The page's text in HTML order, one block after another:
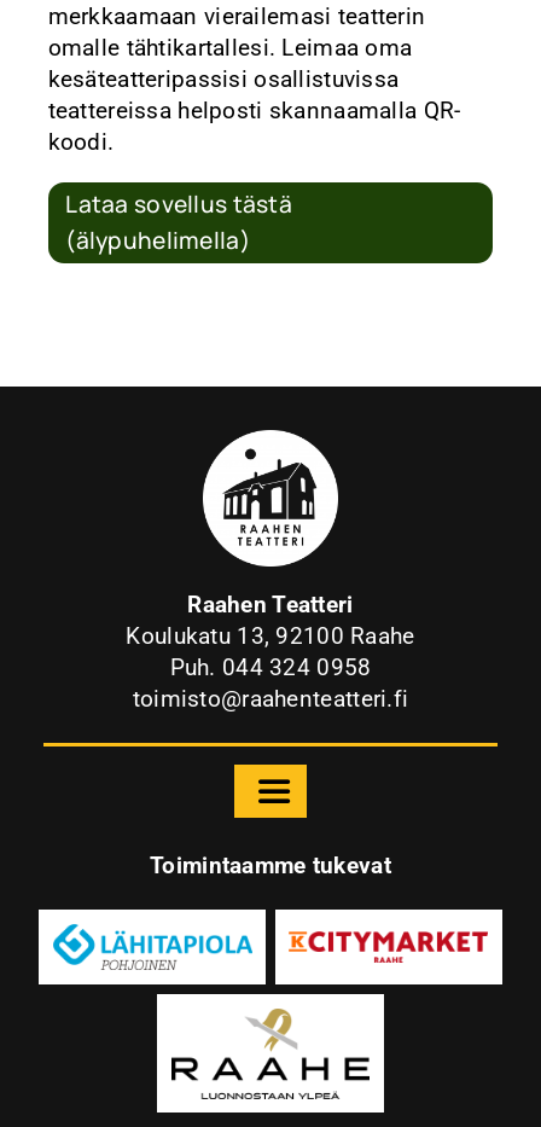
merkkaamaan vierailemasi teatterin
omalle tähtikartallesi. Leimaa oma
kesäteatteripassisi osallistuvissa
teattereissa helposti skannaamalla QR-
koodi.
Lataa sovellus tästä
(älypuhelimella)
Raahen Teatteri
Koulukatu 13, 92100 Raahe
Puh. 044 324 0958
toimisto@raahenteatteri.fi
Toggle
Raahen Teatteri
Palvelut
Toimintaamme tukevat